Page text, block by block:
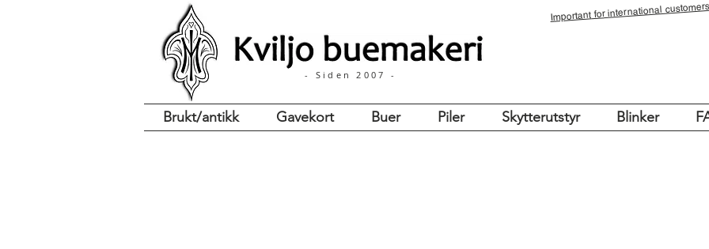
- Siden 2007 -
Importantfor international
Brukt/antikk Gavekort Buer Piler Skytterutstyr Blinker